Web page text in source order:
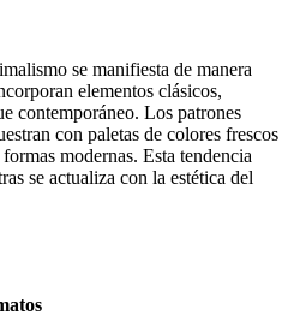
se manifiesta de manera
elementos clásicos,
contemporáneo. Los patrones
con paletas de colores frescos
modernas. Esta tendencia
se actualiza con la estética del